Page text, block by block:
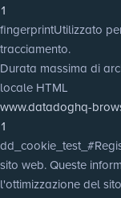
1
fingerprintUtilizzato
tracciamento.
Durata massima di
locale HTML
www.datadoghq-
1
dd_cookie_test_#
sito web. Queste
l'ottimizzazione del